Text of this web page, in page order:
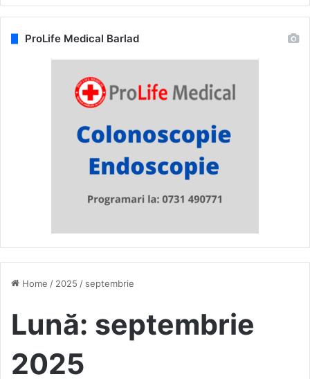
Home / 2025 / septembrie
Lună: septembrie
2025
ProLife Medical Barlad